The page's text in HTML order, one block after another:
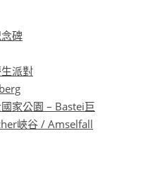
碑
派對
家公園 – Bastei巨
峽谷 / Amselfall